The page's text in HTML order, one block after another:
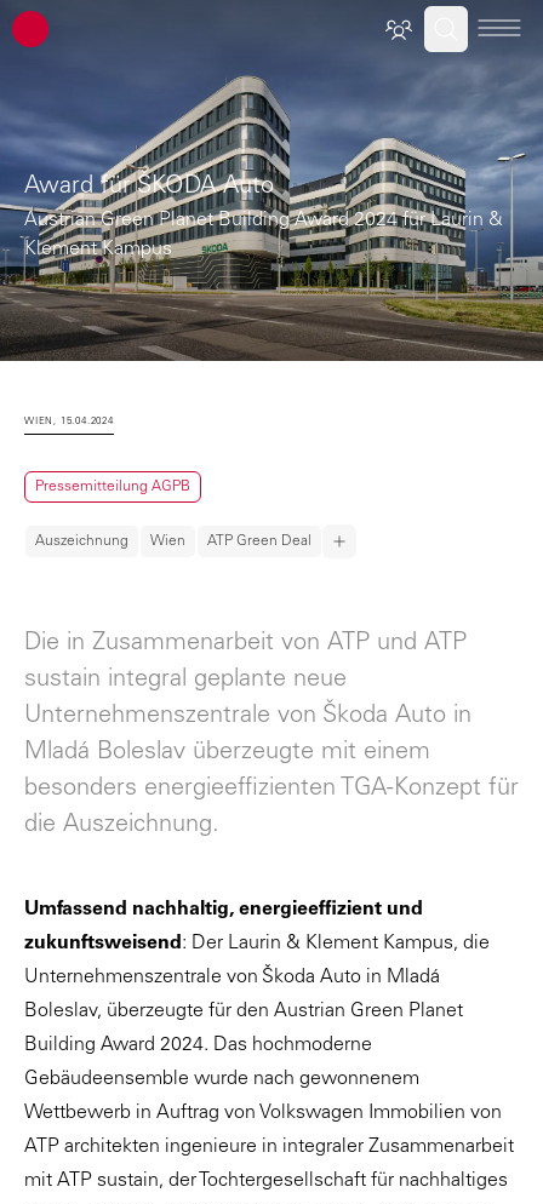
ATP Architekten Ingenieure
Award für ŠKODA Auto
Austrian Green Planet Building Award 2024 für Laurin &
Klement Kampus
WIEN, 15.04.2024
Pressemitteilung AGPB
Auszeichnung Wien ATP Green Deal
Die in Zusammenarbeit von ATP und ATP
sustain integral geplante neue
Unternehmenszentrale von Škoda Auto in
Mladá Boleslav überzeugte mit einem
besonders energieeffizienten TGA-Konzept für
die Auszeichnung.
Umfassend nachhaltig, energieeffizient und
zukunftsweisend: Der Laurin & Klement Kampus, die
Unternehmenszentrale von Škoda Auto in Mladá
Boleslav, überzeugte für den Austrian Green Planet
Building Award 2024. Das hochmoderne
Gebäudeensemble wurde nach gewonnenem
Wettbewerb in Auftrag von Volkswagen Immobilien von
ATP architekten ingenieure in integraler Zusammenarbeit
mit ATP sustain, der Tochtergesellschaft für nachhaltiges